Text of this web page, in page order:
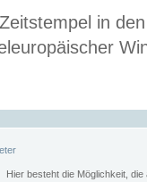
in
Hier besteht die Möglichkeit,